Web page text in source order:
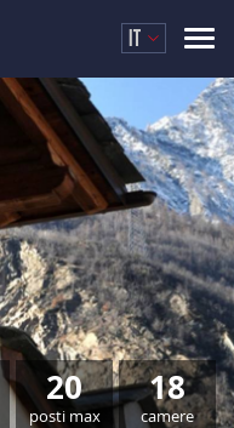
IT
18
camere
20
posti max